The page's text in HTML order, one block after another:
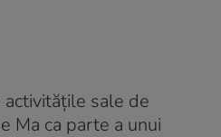
activitățile sale de
Ma ca parte a unui